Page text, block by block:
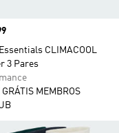
CLIMACOOL
3 Pares
GRÁTIS MEMBROS